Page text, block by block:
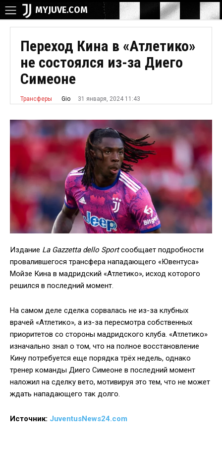
MYJUVE.COM
Переход Кина в «Атлетико»
не состоялся из-за Диего
Симеоне
Трансферы Gio 31 января, 2024 11:43
Издание La Gazzetta dello Sportсообщает подробности
провалившегося трансфера нападающего «Ювентуса»
Мойзе Кина в мадридский «Атлетико», исход которого
решился в последний момент.
На самом деле сделка сорвалась не из-за клубных
врачей «Атлетико», а из-за пересмотра собственных
приоритетов со стороны мадридского клуба. «Атлетико»
изначально знал о том, что на полное восстановление
Кину потребуется еще порядка трёх недель, однако
тренер команды Диего Симеоне в последний момент
наложил на сделку вето, мотивируя это тем, что не может
ждать нападающего так долго.
Источник: JuventusNews24.com